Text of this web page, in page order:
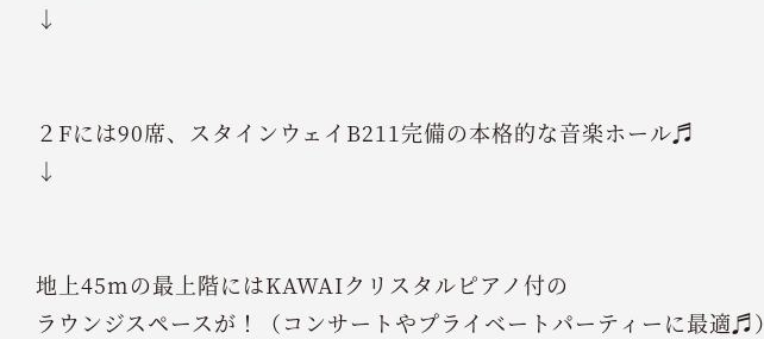
↓
２Fには90席、スタインウェイB211完備の本格的な音楽ホール♬
↓
地上45mの最上階にはKAWAIクリスタルピアノ付の
ラウンジスペースが！（コンサートやプライベートパーティーに最適♬）